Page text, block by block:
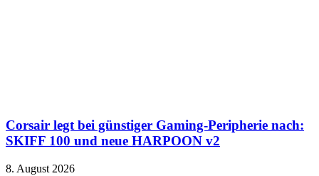
Corsair legt bei günstiger Gaming-Peripherie nach:
SKIFF 100 und neue HARPOON v2
8. August 2026